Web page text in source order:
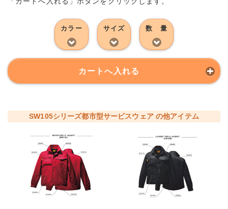
カラー サイズ 数 量
カートへ入れる
SW105シリーズ都市型サービスウェア の他アイテム